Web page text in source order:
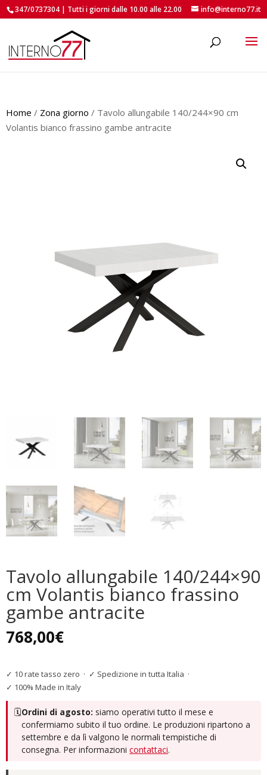
347/0737304 | Tutti i giorni dalle 10.00 alle 22.00 info@interno77.it
Home / Zona giorno / Tavolo allungabile 140/244×90 cm
Volantis bianco frassino gambe antracite
Tavolo allungabile 140/244×90
cm Volantis bianco frassino
gambe antracite
768,00€
✓ 10 rate tasso zero · ✓ Spedizione in tutta Italia ·
✓ 100% Made in Italy
🗓️Ordini di agosto: siamo operativi tutto il mese e
confermiamo subito il tuo ordine. Le produzioni ripartono a
settembre e da lì valgono le normali tempistiche di
consegna. Per informazionicontattaci.